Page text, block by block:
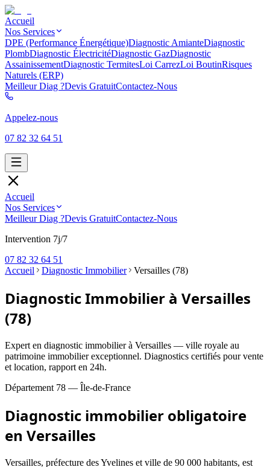
Accueil
Nos Services
DPE (Performance Énergétique)Diagnostic AmianteDiagnostic
PlombDiagnostic ÉlectricitéDiagnostic GazDiagnostic
AssainissementDiagnostic TermitesLoi CarrezLoi BoutinRisques
Naturels (ERP)
Meilleur Diag ?Devis GratuitContactez-Nous
Appelez-nous
07 82 32 64 51
Accueil
Nos Services
Meilleur Diag ?Devis GratuitContactez-Nous
Intervention 7j/7
07 82 32 64 51
Accueil
Diagnostic Immobilier Versailles (78)
Diagnostic Immobilier à Versailles
(78)
Expert en diagnostic immobilier à Versailles — ville royale au
patrimoine immobilier exceptionnel. Diagnostics certifiés pour vente
et location, rapport en 24h.
Département 78 — Île-de-France
Diagnostic immobilier obligatoire
en Versailles
Versailles, préfecture des Yvelines et ville de 90 000 habitants, est